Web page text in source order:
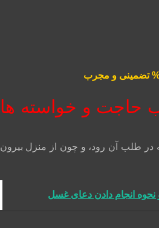
حاجت و خواسته ها
طلب آن رود، و چون از منزل بيرون
انجام دادن دعای غسل